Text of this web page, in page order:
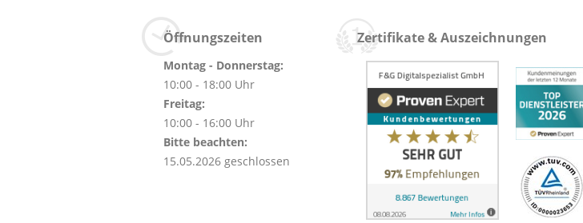
Öffnungszeiten
Montag - Donnerstag:
10:00 - 18:00 Uhr
Freitag:
10:00 - 16:00 Uhr
Bitte beachten:
15.05.2026 geschlossen
Zertifikate & Auszeichnungen